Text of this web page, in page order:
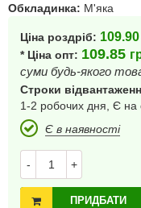
Обкладинка: М'яка
Ціна роздріб: 109.90
* Ціна опт: 109.85
суми будь-якого
Строки
1-2 робочих дня, Є на
Є в наявності
- +
ПРИДБАТИ